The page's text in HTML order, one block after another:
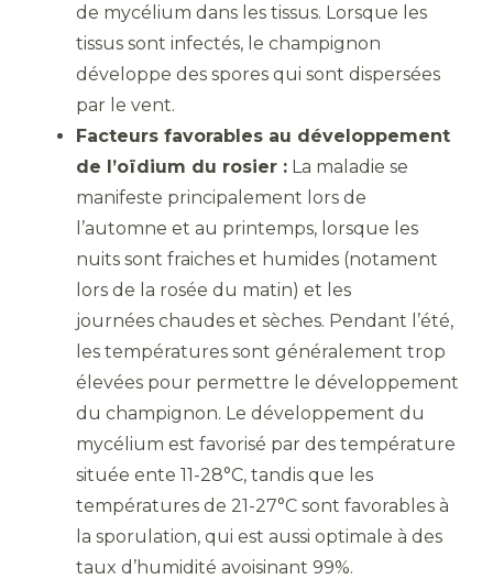
de mycélium dans les tissus. Lorsque les
tissus sont infectés, le champignon
développe des spores qui sont dispersées
par le vent.
Facteurs favorables au développement
de l’oïdium du rosier : La maladie se
manifeste principalement lors de
l’automne et au printemps, lorsque les
nuits sont fraiches et humides (notament
lors de la rosée du matin) et les
journées chaudes et sèches. Pendant l’été,
les températures sont généralement trop
élevées pour permettre le développement
du champignon. Le développement du
mycélium est favorisé par des température
située ente 11-28°C, tandis que les
températures de 21-27°C sont favorables à
la sporulation, qui est aussi optimale à des
taux d’humidité avoisinant 99%.